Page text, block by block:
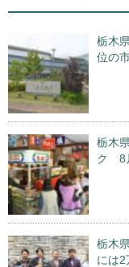
栃木
位の
栃木
ク 8
栃木
には2